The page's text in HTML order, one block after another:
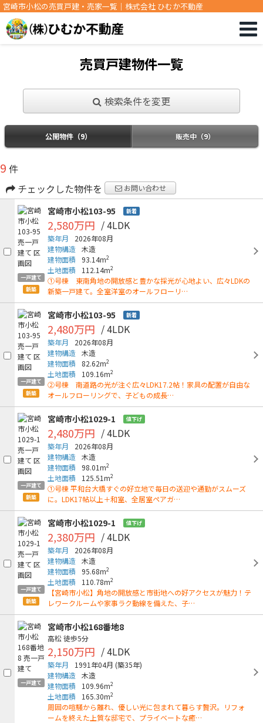
宮崎市小松の売買戸建・売家一覧｜株式会社 ひむか不動産
売買戸建物件一覧
検索条件を変更
公開物件（9） 販売中（9）
9 件
チェックした物件を
お問い合わせ
一戸建て
新築
宮崎市小松103-95 新着
2,580万円 / 4LDK
築年月
2026年08月
建物構造 木造
建物面積
93.14m2
土地面積 112.14m2
①号棟 東南角地の開放感と豊かな採光が心地よい、広々LDKの
新築一戸建て。全室洋室のオールフローリ…
一戸建て
新築
宮崎市小松103-95 新着
2,480万円 / 4LDK
築年月
2026年08月
建物構造 木造
建物面積
82.62m2
土地面積 109.16m2
②号棟 南道路の光が注ぐ広々LDK17.2帖！家具の配置が自由な
オールフローリングで、子どもの成長…
一戸建て
新築
宮崎市小松1029-1 値下げ
2,480万円 / 4LDK
築年月
2026年08月
建物構造 木造
建物面積
98.01m2
土地面積 125.51m2
①号棟 平和台大橋すぐの好立地で毎日の送迎や通勤がスムーズ
に。LDK17帖以上＋和室、全居室ペアガ…
一戸建て
新築
宮崎市小松1029-1 値下げ
2,380万円 / 4LDK
築年月
2026年08月
建物構造 木造
建物面積
95.68m2
土地面積 110.78m2
【宮崎市小松】角地の開放感と市街地への好アクセスが魅力！テ
レワークルームや家事ラク動線を備えた、子…
一戸建て
宮崎市小松168番地8
高松 徒歩5分
2,150万円 / 4LDK
築年月 1991年04月 (築35年)
建物構造 木造
建物面積
109.96m2
土地面積 165.30m2
周囲の喧騒から離れ、優しい光に包まれて暮らす贅沢。リフォ
ームを終えた上質な邸宅で、プライベートな癒…